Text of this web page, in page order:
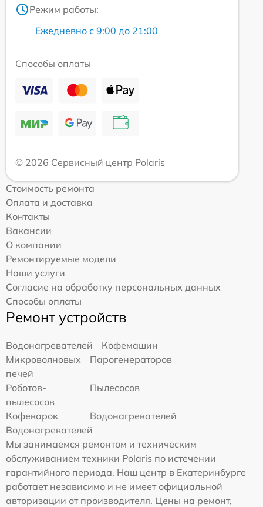
Режим работы:
Ежедневно с 9:00 до 21:00
Способы оплаты
© 2026 Сервисный центр Polaris
Стоимость ремонта
Оплата и доставка
Контакты
Вакансии
О компании
Ремонтируемые модели
Наши услуги
Согласие на обработку персональных данных
Способы оплаты
Ремонт устройств
Водонагревателей
Кофемашин
Микроволновых
печей
Парогенераторов
Роботов-
пылесосов
Пылесосов
Кофеварок
Водонагревателей
Водонагревателей
Мы занимаемся ремонтом и техническим
обслуживанием техники Polaris по истечении
гарантийного периода. Наш центр в Екатеринбурге
работает независимо и не имеет официальной
авторизации от производителя. Цены на ремонт,